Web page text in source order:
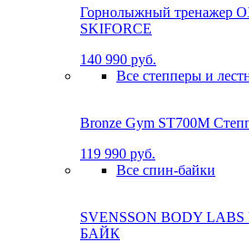
Горнолыжный тренажер
SKIFORCE
140 990 руб.
Все степперы и
Bronze Gym ST700M
119 990 руб.
Все спин-байки
SVENSSON BODY
БАЙК